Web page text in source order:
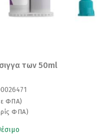
των 50ml
ΦΠΑ)
ΦΠΑ)